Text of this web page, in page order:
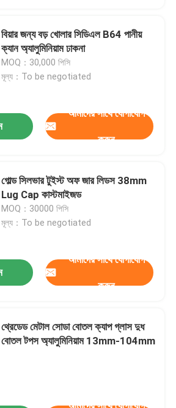
বিয়ার জন্য বড় খোলার সিডিএল B64 পানীয়
ক্যান অ্যালুমিনিয়াম ঢাকনা
MOQ：30,000 পিসি
মূল্য：To be negotiated
আমাদের সাথে যোগাযোগ
করুন
গোল্ড সিলভার টুইস্ট অফ জার লিডস 38mm
Lug Cap কাস্টমাইজড
MOQ：30000 পিসি
মূল্য：To be negotiated
আমাদের সাথে যোগাযোগ
করুন
থ্রেডেড মেটাল সোডা বোতল ক্যাপ গ্লাস দুধ
বোতল টপস অ্যালুমিনিয়াম 13mm-104mm
আমাদের সাথে যোগাযোগ